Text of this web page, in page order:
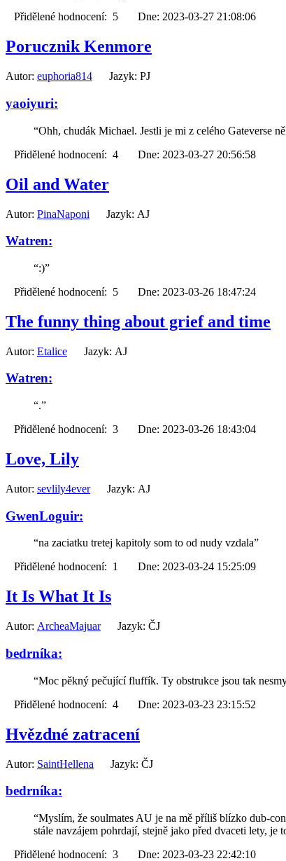
Přidělené hodnocení: 5 Dne: 2023-03-27 21:08:06
Porucznik Kenmore
Autor: euphoria814 Jazyk: PJ
yaoiyuri:
“Ohh, chudák Michael. Jestli je mi z celého Gateverse
Přidělené hodnocení: 4 Dne: 2023-03-27 20:56:58
Oil and Water
Autor: PinaNaponi Jazyk: AJ
Watren:
“:)”
Přidělené hodnocení: 5 Dne: 2023-03-26 18:47:24
The funny thing about grief and time
Autor: Etalice Jazyk: AJ
Watren:
“.”
Přidělené hodnocení: 3 Dne: 2023-03-26 18:43:04
Love, Lily
Autor: sevlily4everJazyk: AJ
GwenLoguir:
“na zaciatku tretej kapitoly som to od nudy vzdala”
Přidělené hodnocení: 1 Dne: 2023-03-24 15:25:09
It Is What It Is
Autor: ArcheaMajuarJazyk: ČJ
bedrníka:
“Moc pěkný pečující fluffík. Ty obstrukce jsou tak
Přidělené hodnocení: 4 Dne: 2023-03-23 23:15:52
Hvězdné zatracení
Autor: SaintHellena Jazyk: ČJ
bedrníka:
“Myslím, že soulmates AU je na mě příliš blízko dub-
stále navzájem pohrdají, stejně jako před dvaceti lety, je
Přidělené hodnocení: 3 Dne: 2023-03-23 22:42:10